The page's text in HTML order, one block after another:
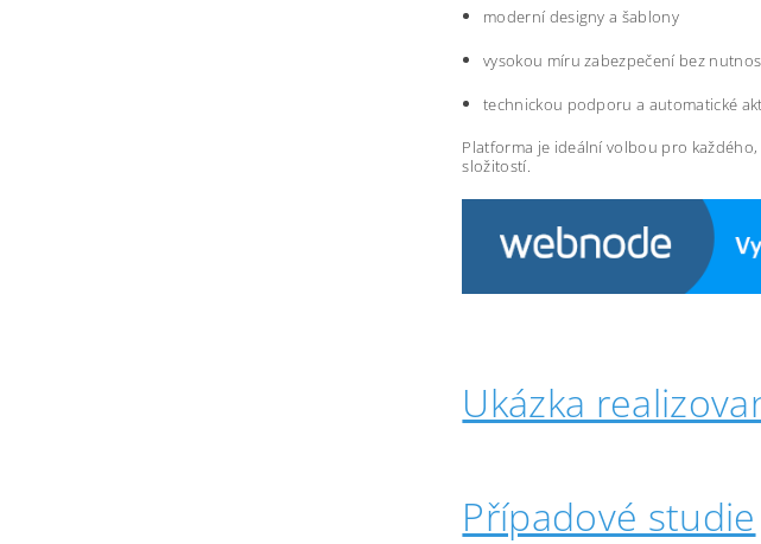
moderní designy a šablony
vysokou míru zabezpečení bez
technickou podporu a automatické
Platforma je ideální volbou pro
složitostí.
Ukázka
Případové studie